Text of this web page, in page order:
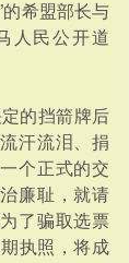
的希盟部长与
人民公开道
的挡箭牌后
汗流泪、捐
个正式的交
廉耻，就请
了骗取选票
执照，将成